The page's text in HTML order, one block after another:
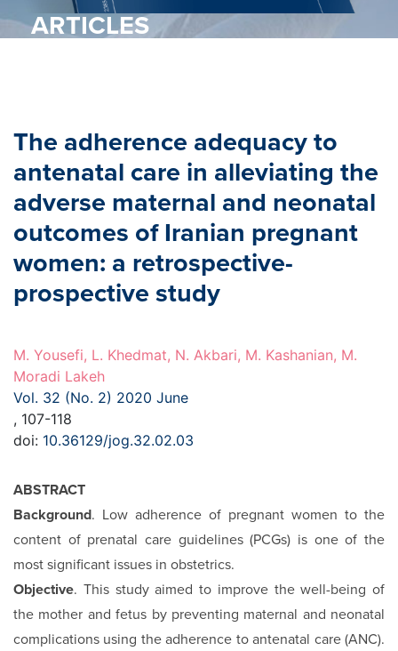
ARTICLES
The adherence adequacy to
antenatal care in alleviating the
adverse maternal and neonatal
outcomes of Iranian pregnant
women: a retrospective-
prospective study
M. Yousefi, L. Khedmat, N. Akbari, M. Kashanian, M.
Moradi Lakeh
Vol. 32 (No. 2) 2020 June
, 107-118
doi: 10.36129/jog.32.02.03
ABSTRACT
Background. Low adherence of pregnant women to the
content of prenatal care guidelines (PCGs) is one of the
most significant issues in obstetrics.
Objective. This study aimed to improve the well-being of
the mother and fetus by preventing maternal and neonatal
complications using the adherence to antenatal care (ANC).